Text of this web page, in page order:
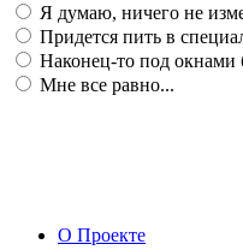
Я думаю, ничего не
Придется пить в
Наконец-то под окнами
Мне все равно...
О Проекте